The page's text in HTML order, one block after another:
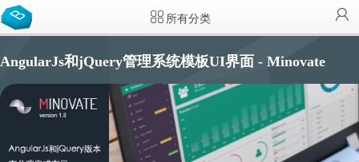
所有分类
AngularJs和jQuery管理系统模板UI界面 - Minovate